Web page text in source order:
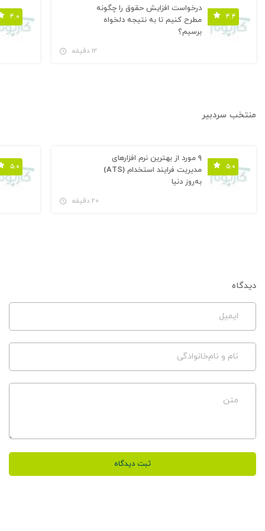
۴.۴
درخواست افزایش حقوق را چگونه
مطرح کنیم تا به نتیجه دلخواه
برسیم؟
۱۲ دقیقه
۴.۰
منتخب سردبیر
۵.۰
۹ مورد از بهترین نرم افزارهای
مدیریت فرایند استخدام (ATS)
به‌روز دنیا
۲۰ دقیقه
۵.۰
دیدگاه
ایمیل
نام و نام‌خانوادگی
متن
ثبت دیدگاه